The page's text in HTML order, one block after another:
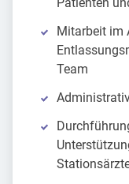
Mitarbeit im
Team